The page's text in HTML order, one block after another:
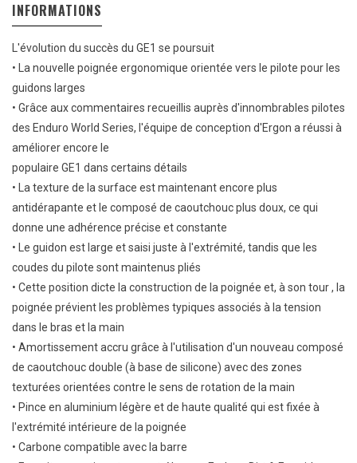
INFORMATIONS
L'évolution du succès du GE1 se poursuit
• La nouvelle poignée ergonomique orientée vers le pilote pour les
guidons larges
• Grâce aux commentaires recueillis auprès d'innombrables pilotes
des Enduro World Series, l'équipe de conception d'Ergon a réussi à
améliorer encore le
populaire GE1 dans certains détails
• La texture de la surface est maintenant encore plus
antidérapante et le composé de caoutchouc plus doux, ce qui
donne une adhérence précise et constante
• Le guidon est large et saisi juste à l'extrémité, tandis que les
coudes du pilote sont maintenus pliés
• Cette position dicte la construction de la poignée et, à son tour , la
poignée prévient les problèmes typiques associés à la tension
dans le bras et la main
• Amortissement accru grâce à l'utilisation d'un nouveau composé
de caoutchouc double (à base de silicone) avec des zones
texturées orientées contre le sens de rotation de la main
• Pince en aluminium légère et de haute qualité qui est fixée à
l'extrémité intérieure de la poignée
• Carbone compatible avec la barre